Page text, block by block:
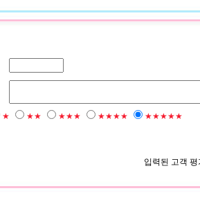
★ ★★ ★★★ ★★★★ ★★★★★
입력된 고객